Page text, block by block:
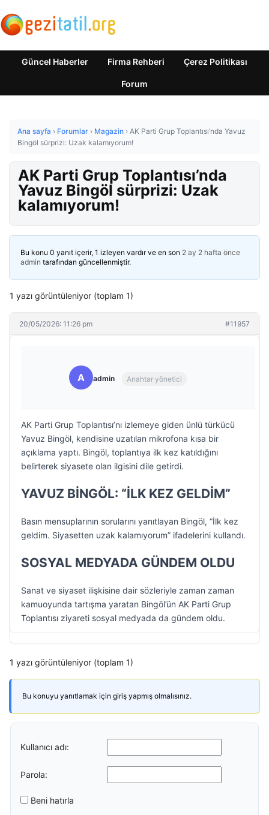
Güncel Haberler Firma Rehberi Çerez Politikası
Forum
Ana sayfa › Forumlar › Magazin › AK Parti Grup Toplantısı’nda Yavuz
Bingöl sürprizi: Uzak kalamıyorum!
AK Parti Grup Toplantısı’nda
Yavuz Bingöl sürprizi: Uzak
kalamıyorum!
Bu konu 0 yanıt içerir, 1 izleyen vardır ve en son 2 ay 2 hafta önce
admin tarafından güncellenmiştir.
1 yazı görüntüleniyor (toplam 1)
20/05/2026: 11:26 pm #11957
A admin Anahtar yönetici
AK Parti Grup Toplantısı’nı izlemeye giden ünlü türkücü
Yavuz Bingöl, kendisine uzatılan mikrofona kısa bir
açıklama yaptı. Bingöl, toplantıya ilk kez katıldığını
belirterek siyasete olan ilgisini dile getirdi.
YAVUZ BİNGÖL: “İLK KEZ GELDİM”
Basın mensuplarının sorularını yanıtlayan Bingöl, “İlk kez
geldim. Siyasetten uzak kalamıyorum” ifadelerini kullandı.
SOSYAL MEDYADA GÜNDEM OLDU
Sanat ve siyaset ilişkisine dair sözleriyle zaman zaman
kamuoyunda tartışma yaratan Bingöl’ün AK Parti Grup
Toplantısı ziyareti sosyal medyada da gündem oldu.
1 yazı görüntüleniyor (toplam 1)
Bu konuyu yanıtlamak için giriş yapmış olmalısınız.
Kullanıcı adı:
Parola:
Beni hatırla